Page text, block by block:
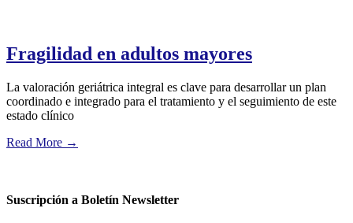
Fragilidad en adultos mayores
La valoración geriátrica integral es clave para desarrollar un plan
coordinado e integrado para el tratamiento y el seguimiento de este
estado clínico
Read More →
Suscripción a Boletín Newsletter